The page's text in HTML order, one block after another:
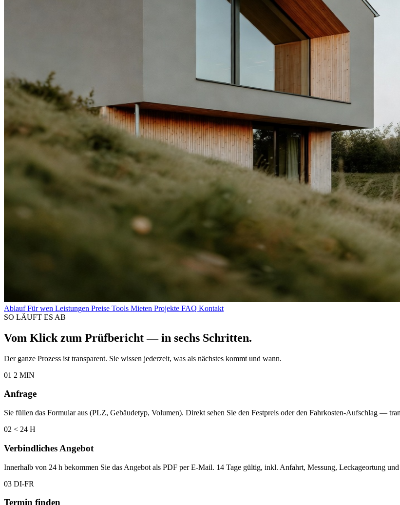
AblaufFür wen Leistungen Preise Tools Mieten Projekte FAQ Kontakt
SO LÄUFT ES AB
Vom Klick zum Prüfbericht — in sechs Schritten.
Der ganze Prozess ist transparent. Sie wissen jederzeit, was als nächstes kommt und wann.
01 2 MIN
Anfrage
Sie füllen das Formular aus (PLZ, Gebäudetyp, Volumen). Direkt sehen Sie den Festpreis oder den Fahrkosten-Aufschlag —
02 < 24 H
Verbindliches Angebot
Innerhalb von 24 h bekommen Sie das Angebot als PDF per E-Mail. 14 Tage gültig, inkl. Anfahrt, Messung, Leckageortung
03 DI-FR
Termin finden